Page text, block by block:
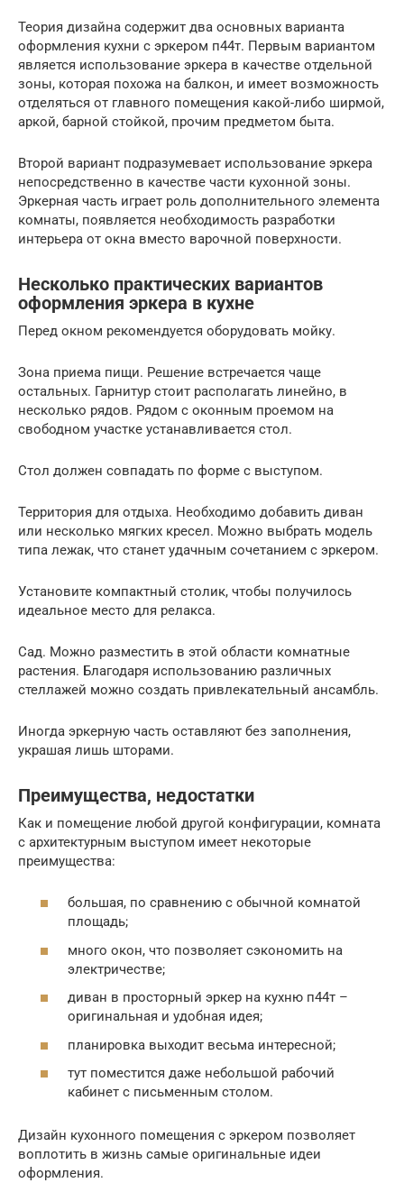
Теория дизайна содержит два основных варианта
оформления кухни с эркером п44т. Первым вариантом
является использование эркера в качестве отдельной
зоны, которая похожа на балкон, и имеет возможность
отделяться от главного помещения какой-либо ширмой,
аркой, барной стойкой, прочим предметом быта.
Второй вариант подразумевает использование эркера
непосредственно в качестве части кухонной зоны.
Эркерная часть играет роль дополнительного элемента
комнаты, появляется необходимость разработки
интерьера от окна вместо варочной поверхности.
Несколько практических вариантов
оформления эркера в кухне
Перед окном рекомендуется оборудовать мойку.
Зона приема пищи. Решение встречается чаще
остальных. Гарнитур стоит располагать линейно, в
несколько рядов. Рядом с оконным проемом на
свободном участке устанавливается стол.
Стол должен совпадать по форме с выступом.
Территория для отдыха. Необходимо добавить диван
или несколько мягких кресел. Можно выбрать модель
типа лежак, что станет удачным сочетанием с эркером.
Установите компактный столик, чтобы получилось
идеальное место для релакса.
Сад. Можно разместить в этой области комнатные
растения. Благодаря использованию различных
стеллажей можно создать привлекательный ансамбль.
Иногда эркерную часть оставляют без заполнения,
украшая лишь шторами.
Преимущества, недостатки
Как и помещение любой другой конфигурации, комната
с архитектурным выступом имеет некоторые
преимущества:
большая, по сравнению с обычной комнатой
площадь;
много окон, что позволяет сэкономить на
электричестве;
диван в просторный эркер на кухню п44т –
оригинальная и удобная идея;
планировка выходит весьма интересной;
тут поместится даже небольшой рабочий
кабинет с письменным столом.
Дизайн кухонного помещения с эркером позволяет
воплотить в жизнь самые оригинальные идеи
оформления.